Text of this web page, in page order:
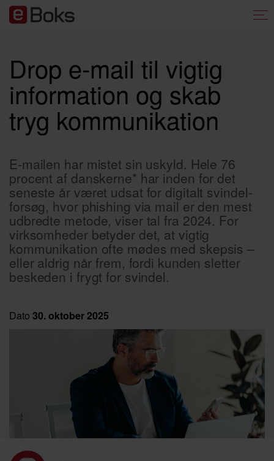
Drop e-mail til vigtig
information og skab
tryg kommunikation
E-mailen har mistet sin uskyld. Hele 76
procent af danskerne* har inden for det
seneste år været udsat for digitalt svindel­
forsøg, hvor phishing via mail er den mest
udbredte metode, viser tal fra 2024. For
virksomheder betyder det, at vigtig
kommunikation ofte mødes med skepsis –
eller aldrig når frem, fordi kunden sletter
beskeden i frygt for svindel.
Dato 30. oktober 2025